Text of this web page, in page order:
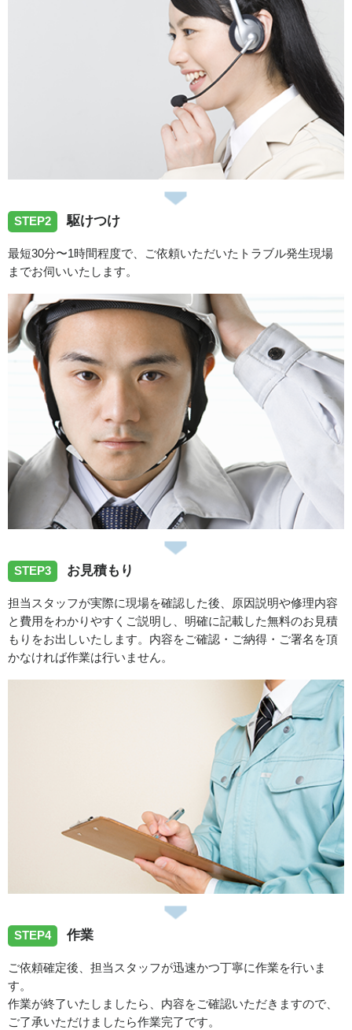
徳島県徳島市末広へ台所排水つまり除去のご依頼でお伺い
徳島県板野郡上板町へ洗濯排水つまり除去のご依頼でお伺
致しました
2026/07/31
徳島県三好市池田町へ洗面所排水つまり除去のご依頼でお
伺い致しました
2026/07/31
徳島県阿波市市場町へ台所蛇口水漏れ修理のご依頼でお伺
いいたしました
徳島県美馬市脇町へ台所蛇口水漏れ修理のご依頼でお伺い
いたしました
2026/07/31
徳島県徳島市八万町へトイレ水漏れ修理のご依頼でお伺い
スタッフの修理報告や事例の一覧はこちら
STEP2 駆けつけ
最短30分〜1時間程度で、ご依頼いただいたトラブル発生現場
までお伺いいたします。
STEP3 お見積もり
担当スタッフが実際に現場を確認した後、原因説明や修理内容
と費用をわかりやすくご説明し、明確に記載した無料のお見積
もりをお出しいたします。内容をご確認・ご納得・ご署名を頂
かなければ作業は行いません。
STEP4 作業
ご依頼確定後、担当スタッフが迅速かつ丁寧に作業を行いま
す。
作業が終了いたしましたら、内容をご確認いただきますので、
ご了承いただけましたら作業完了です。